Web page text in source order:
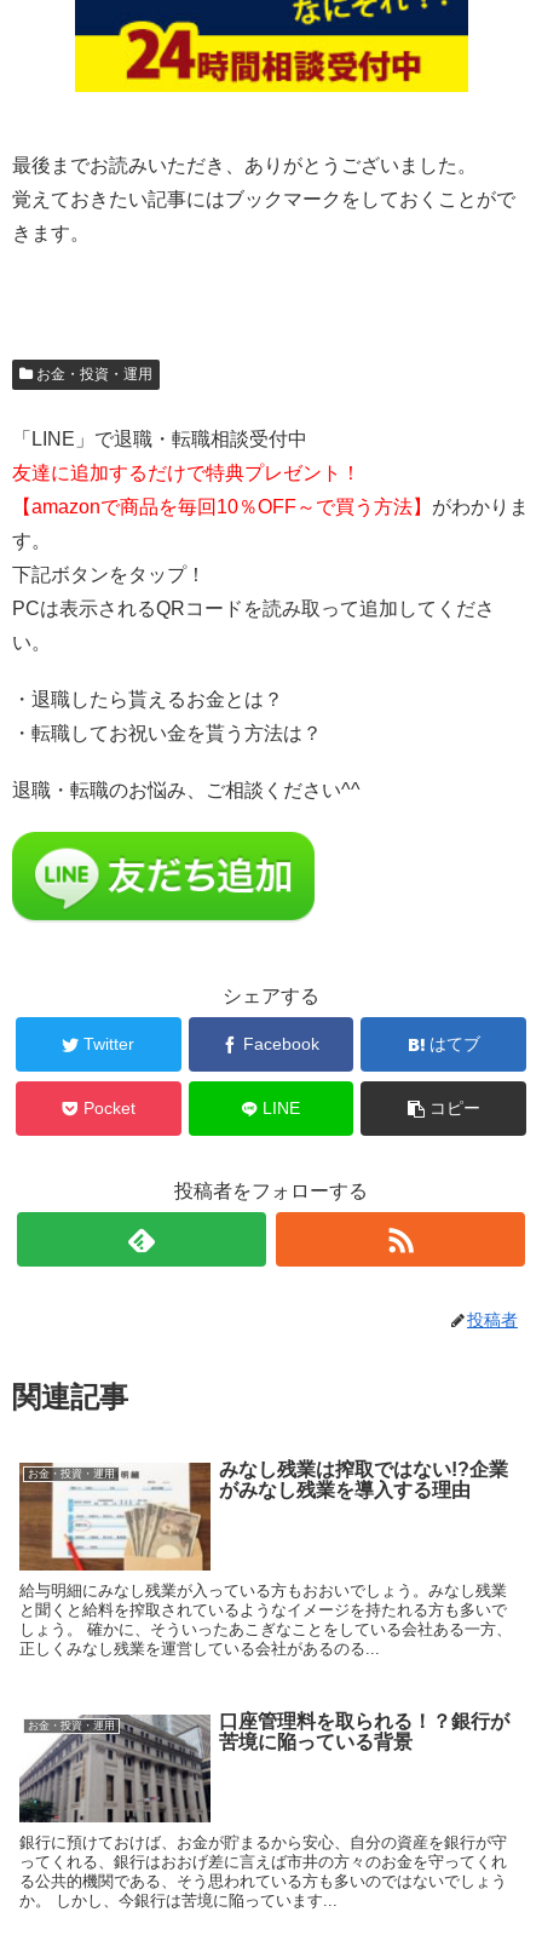
最後までお読みいただき、ありがとうございました。
覚えておきたい記事にはブックマークをしておくことがで
きます。
お金・投資・運用
「LINE」で退職・転職相談受付中
友達に追加するだけで特典プレゼント！
【amazonで商品を毎回10％OFF～で買う方法】 がわかりま
す。
下記ボタンをタップ！
PCは表示されるQRコードを読み取って追加してくださ
い。
・退職したら貰えるお金とは？
・転職してお祝い金を貰う方法は？
退職・転職のお悩み、ご相談ください^^
シェアする
Twitter Facebook はてブ
Pocket LINE コピー
投稿者をフォローする
投稿者
関連記事
お金・投資・運用
みなし残業は搾取ではない!?企業
がみなし残業を導入する理由
給与明細にみなし残業が入っている方もおおいでしょう。みなし残業
と聞くと給料を搾取されているようなイメージを持たれる方も多いで
しょう。 確かに、そういったあこぎなことをしている会社ある一方、
正しくみなし残業を運営している会社があるのる...
お金・投資・運用
口座管理料を取られる！？銀行が
苦境に陥っている背景
銀行に預けておけば、お金が貯まるから安心、自分の資産を銀行が守
ってくれる、銀行はおおげ差に言えば市井の方々のお金を守ってくれ
る公共的機関である、そう思われている方も多いのではないでしょう
か。 しかし、今銀行は苦境に陥っています...